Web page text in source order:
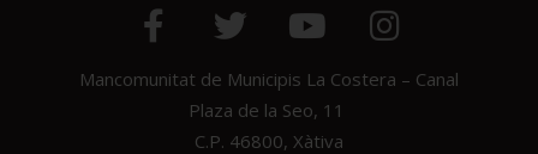
Mancomunitat de Municipis La Costera – Canal
Plaza de la Seo, 11
C.P. 46800, Xàtiva